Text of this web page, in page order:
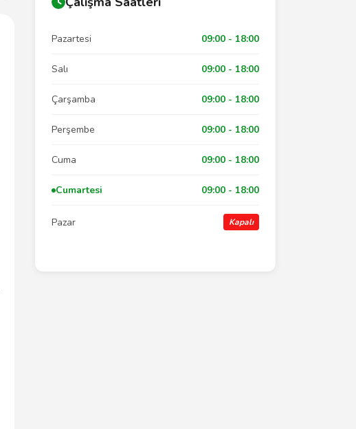
Pazartesi 09:00 - 18:00
Salı 09:00 - 18:00
Çarşamba 09:00 - 18:00
Perşembe 09:00 - 18:00
Cuma 09:00 - 18:00
Cumartesi 09:00 - 18:00
Pazar Kapalı